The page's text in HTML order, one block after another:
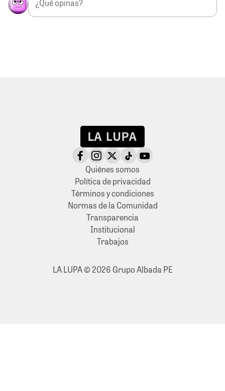
Quiénes somos
Política de privacidad
Términos y condiciones
Normas de la Comunidad
Transparencia
Institucional
Trabajos
LA LUPA © 2026 Grupo Albada PE